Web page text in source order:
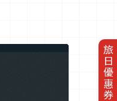
旅日優惠券